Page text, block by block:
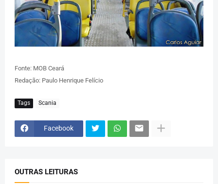
Fonte: MOB Ceará
Redação: Paulo Henrique Felício
Tags Scania
Facebook
OUTRAS LEITURAS